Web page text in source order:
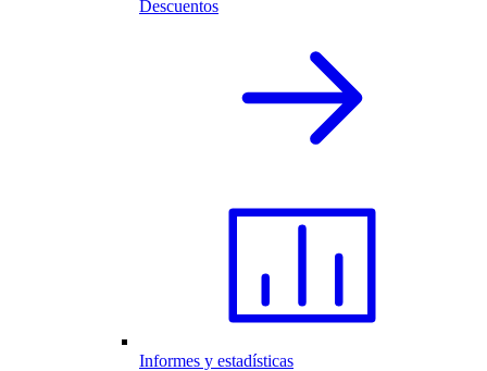
Descuentos
Informes y estadísticas